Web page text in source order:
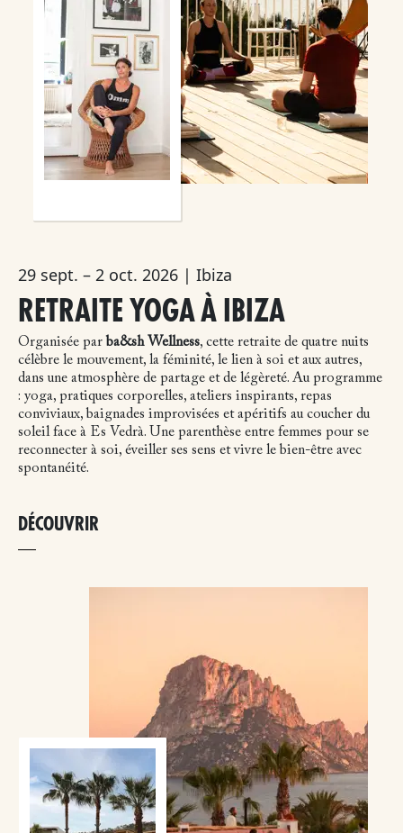
29 sept. – 2 oct. 2026 | Ibiza
RETRAITE YOGA À IBIZA
Organisée par ba&sh Wellness, cette retraite de quatre nuits
célèbre le mouvement, la féminité, le lien à soi et aux autres,
dans une atmosphère de partage et de légèreté. Au programme
: yoga, pratiques corporelles, ateliers inspirants, repas
conviviaux, baignades improvisées et apéritifs au coucher du
soleil face à Es Vedrà. Une parenthèse entre femmes pour se
reconnecter à soi, éveiller ses sens et vivre le bien-être avec
spontanéité.
DÉCOUVRIR